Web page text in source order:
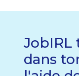
JobIRL
dans